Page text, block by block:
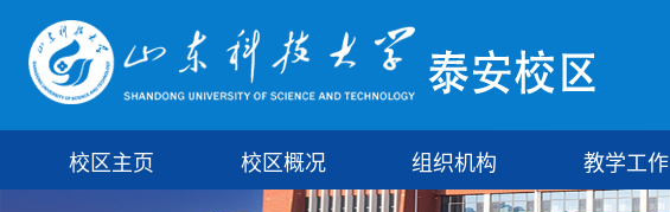
校区主页 校区概况 组织机构 教学工作